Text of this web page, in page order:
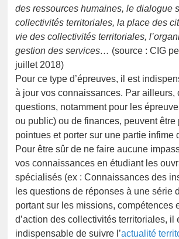
des ressources humaines, le dialogue
collectivités territoriales, la place des
vie des collectivités territoriales,
gestion des services… (source : CIG
juillet 2018)
Pour ce type d’épreuves, il est
à jour vos connaissances. Par ailleurs,
questions, notamment pour les
ou public) ou de finances, peuvent
pointues et porter sur une partie infime
Pour être sûr de ne faire aucune
vos connaissances en étudiant les
spécialisés (ex : Connaissances des
les questions de réponses à une série
portant sur les missions, compétences
d’action des collectivités territoriales, il
indispensable de suivre l’actualité